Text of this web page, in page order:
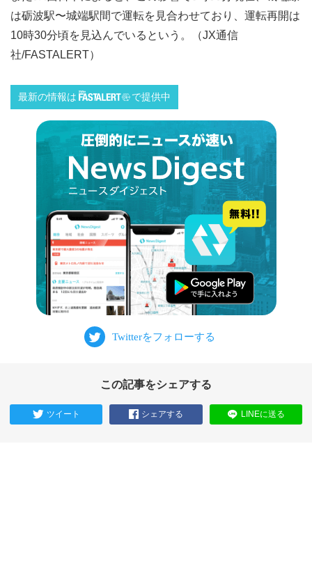
は砺波駅〜城端駅間で運転を見合わせており、運転再開は
10時30分頃を見込んでいるという。（JX通信
社/FASTALERT）
最新の情報は で提供中
この記事をシェアする
ツイート シェアする LINEに送る